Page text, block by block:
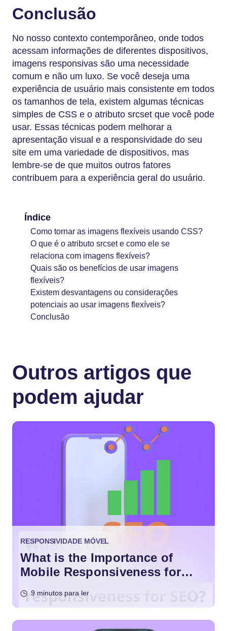
Conclusão
No nosso contexto contemporâneo, onde todos
acessam informações de diferentes dispositivos,
imagens responsivas são uma necessidade
comum e não um luxo. Se você deseja uma
experiência de usuário mais consistente em todos
os tamanhos de tela, existem algumas técnicas
simples de CSS e o atributo srcset que você pode
usar. Essas técnicas podem melhorar a
apresentação visual e a responsividade do seu
site em uma variedade de dispositivos, mas
lembre-se de que muitos outros fatores
contribuem para a experiência geral do usuário.
Índice
Como tornar as imagens flexíveis usando CSS?
O que é o atributo srcset e como ele se
relaciona com imagens flexíveis?
Quais são os benefícios de usar imagens
flexíveis?
Existem desvantagens ou considerações
potenciais ao usar imagens flexíveis?
Conclusão
Outros artigos que
podem ajudar
RESPONSIVIDADE MÓVEL
What is the Importance of
Mobile Responsiveness for
9 minutos para ler